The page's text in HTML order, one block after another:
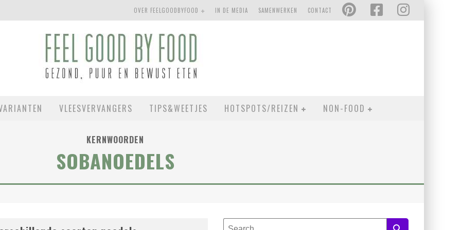
CONTACT
SAMENWERKEN
IN DE MEDIA
OVER FEELGOODBYFOOD
VLEESVERVANGERS TIPS&WEETJES HOTSPOTS/REIZEN NON-FOOD
KERNWOORDEN
SOBANOEDELS